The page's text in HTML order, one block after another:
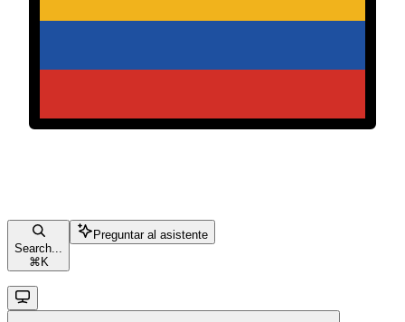
Search...
⌘ K
Preguntar al asistente